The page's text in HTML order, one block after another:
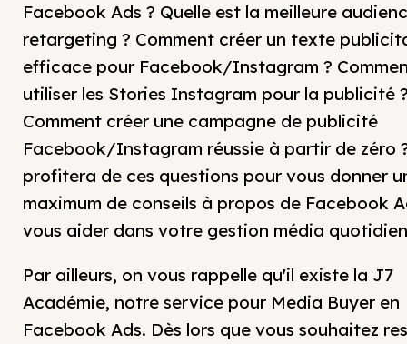
Facebook Ads ? Quelle est la meilleure
retargeting ? Comment créer un texte
efficace pour Facebook/Instagram ?
utiliser les Stories Instagram pour la publicité
Comment créer une campagne de publicité
Facebook/Instagram réussie à partir de zéro
profitera de ces questions pour vous donner
maximum de conseils à propos de Facebook
vous aider dans votre gestion média
Par ailleurs, on vous rappelle qu'il existe la J7
Académie, notre service pour Media Buyer en
Facebook Ads. Dès lors que vous souhaitez